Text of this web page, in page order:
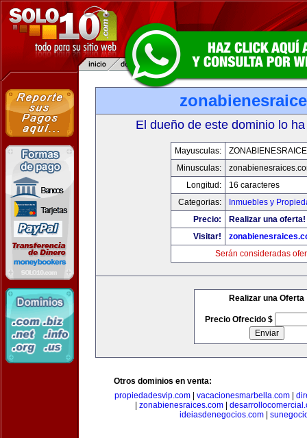
El dueño de este dominio lo
Mayusculas:
Minusculas:
Longitud:
16 caracteres
Categorias:
Inmuebles y
Precio:
Realizar una oferta!
Visitar!
Serán consideradas
Realizar una Oferta
Precio Ofrecido $
Otros dominios en venta:
propiedadesvip.com
vacacionesmarbella.com
zonabienesraices.com
ideiasdenegocios.com|